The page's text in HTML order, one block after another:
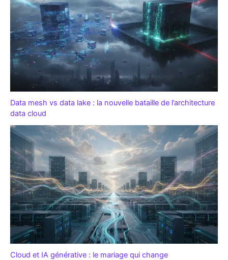
Data mesh vs data lake : la nouvelle bataille de l’architecture
data cloud
Cloud et IA générative : le mariage qui change